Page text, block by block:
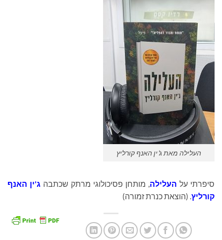
העלילה מאת ג'ין האנף קורליץ
סיפרתי על העלילה, מותחן פסיכולוגי מרתק שכתבה ג'ין האנף
קורליץ. (הוצאת כנרת זמורה)